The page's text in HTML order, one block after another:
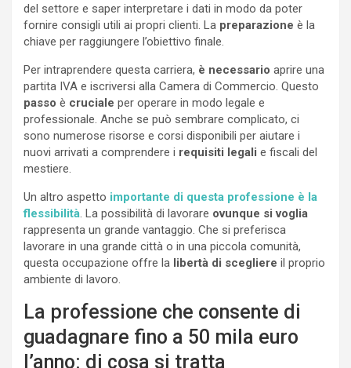
del settore e saper interpretare i dati in modo da poter
fornire consigli utili ai propri clienti. La preparazione è la
chiave per raggiungere l’obiettivo finale.
Per intraprendere questa carriera, è necessario aprire una
partita IVA e iscriversi alla Camera di Commercio. Questo
passo è cruciale per operare in modo legale e
professionale. Anche se può sembrare complicato, ci
sono numerose risorse e corsi disponibili per aiutare i
nuovi arrivati a comprendere i requisiti legali e fiscali del
mestiere.
Un altro aspetto importante di questa professione è la
flessibilità. La possibilità di lavorare ovunque si voglia
rappresenta un grande vantaggio. Che si preferisca
lavorare in una grande città o in una piccola comunità,
questa occupazione offre la libertà di scegliere il proprio
ambiente di lavoro.
La professione che consente di
guadagnare fino a 50 mila euro
l’anno: di cosa si tratta